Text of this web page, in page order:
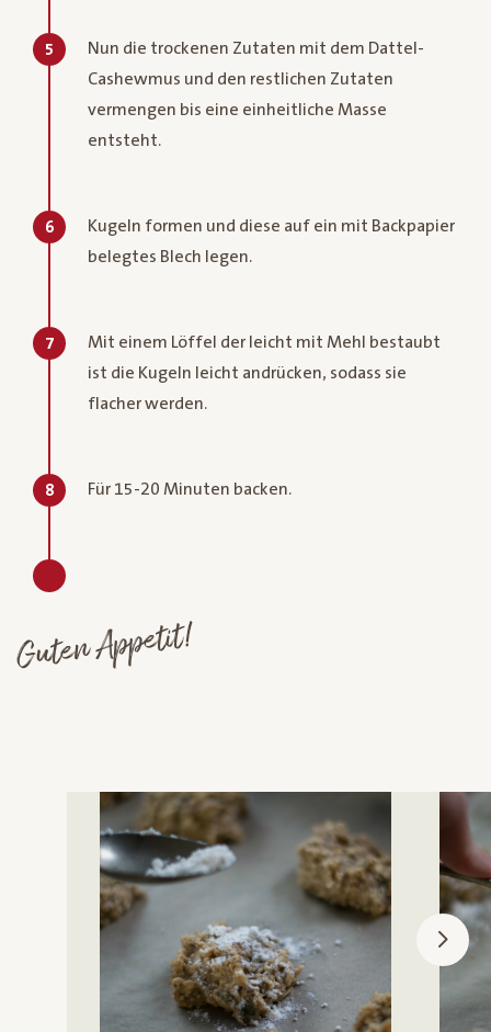
5
Nun die trockenen Zutaten mit dem Dattel-
Cashewmus und den restlichen Zutaten
vermengen bis eine einheitliche Masse
entsteht.
6
Kugeln formen und diese auf ein mit Backpapier
belegtes Blech legen.
7
Mit einem Löffel der leicht mit Mehl bestaubt
ist die Kugeln leicht andrücken, sodass sie
flacher werden.
8 Für 15-20 Minuten backen.
Guten Appetit!